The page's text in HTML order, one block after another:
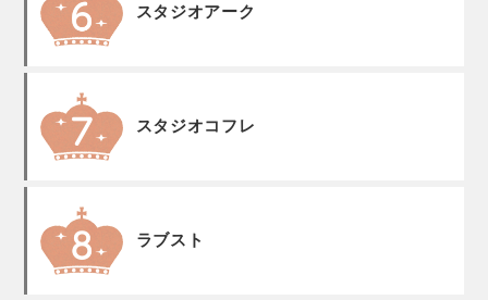
スタジオアーク
スタジオコフレ
ラブスト